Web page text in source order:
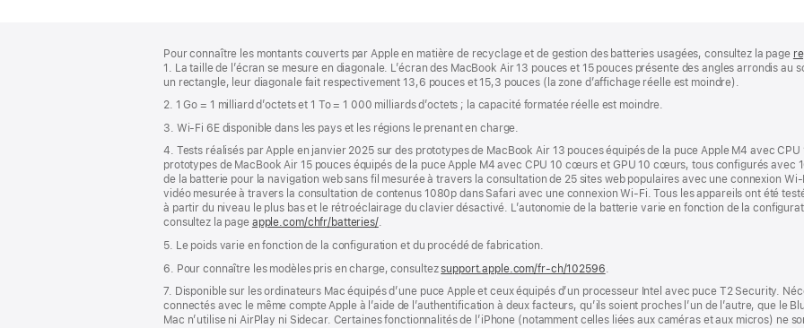
de
page
de
bas
page
Pour connaître les montants couverts par Apple en matière de recyclage et de gestion des batteries usagées, consultez la page
1. La taille de l’écran se mesure en diagonale. L’écran des MacBook Air 13 pouces et 15 pouces présente des angles arrondis au
un rectangle, leur diagonale fait respectivement 13,6 pouces et 15,3 pouces (la zone d’affichage réelle est moindre).
2. 1 Go = 1 milliard d’octets et 1 To = 1 000 milliards d’octets ; la capacité formatée réelle est moindre.
3. Wi-Fi 6E disponible dans les pays et les régions le prenant en charge.
4. Tests réalisés par Apple en janvier 2025 sur des prototypes de MacBook Air 13 pouces équipés de la puce Apple M4 avec
prototypes de MacBook Air 15 pouces équipés de la puce Apple M4 avec CPU 10 cœurs et GPU 10 cœurs, tous configurés avec
de la batterie pour la navigation web sans fil mesurée à travers la consultation de 25 sites web populaires avec une connexion
vidéo mesurée à travers la consultation de contenus 1080p dans Safari avec une connexion Wi-Fi. Tous les appareils ont été
à partir du niveau le plus bas et le rétroéclairage du clavier désactivé. L’autonomie de la batterie varie en fonction de la
consultez la page apple.com/chfr/batteries/.
5. Le poids varie en fonction de la configuration et du procédé de fabrication.
6. Pour connaître les modèles pris en charge, consultezsupport.apple.com/fr-ch/102596
7. Disponible sur les ordinateurs Mac équipés d’une puce Apple et ceux équipés d’un processeur Intel avec puce T2 Security.
connectés avec le même compte Apple à l’aide de l’authentification à deux facteurs, qu’ils soient proches l’un de l’autre, que le
Mac n’utilise ni AirPlay ni Sidecar. Certaines fonctionnalités de l’iPhone (notamment celles liées aux caméras et aux micros) ne